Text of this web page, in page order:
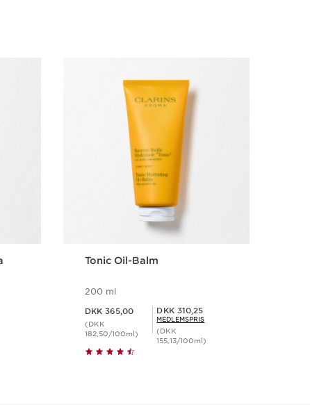
Tonic Oil-Balm
200 ml
DKK 365,00
(DKK
182,50/100ml)
Medlemspris DKK 310,25
DKK 310,25
MEDLEMSPRIS
(DKK
155,13/100ml)
Hurtigvisning